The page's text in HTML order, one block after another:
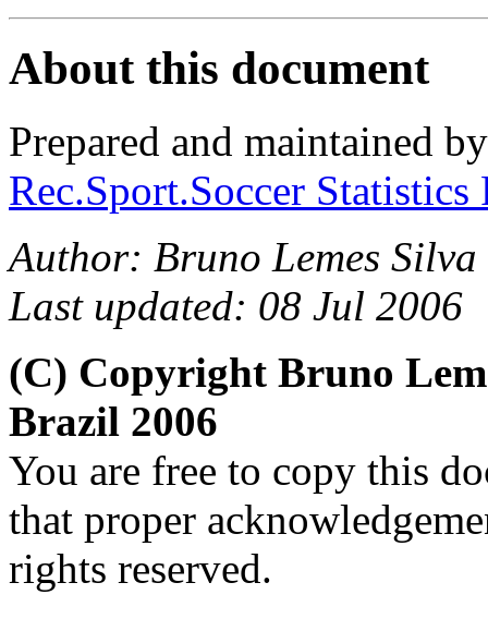
About this document
Prepared and maintained
Rec.Sport.Soccer
Author: Bruno Lemes Silva
Last updated: 08 Jul 2006
(C) Copyright Bruno
Brazil 2006
You are free to copy this
that proper
rights reserved.